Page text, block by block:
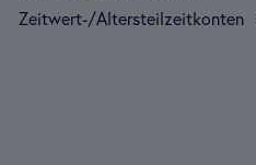
Zeit­wert-/Alters­teil­zeit­kon­ten